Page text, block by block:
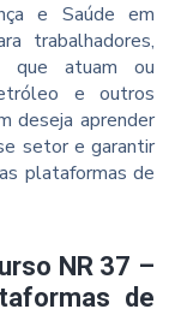
e Saúde em
trabalhadores,
que atuam ou
e outros
deseja aprender
setor e garantir
plataformas de
NR 37 –
de